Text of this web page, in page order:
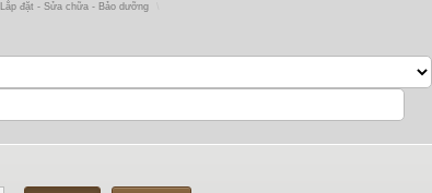
Lắp đặt - Sửa chữa - Bảo dưỡng